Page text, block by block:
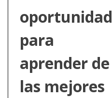
oportunidad
para
aprender de
las mejores